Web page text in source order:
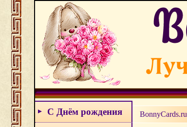
С Днём рождения BonnyCards.ru